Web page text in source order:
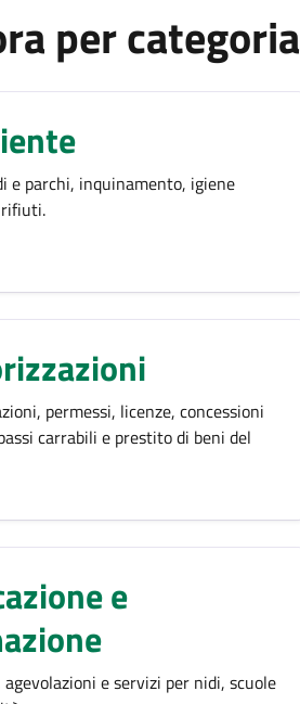
per categoria
e parchi, inquinamento, igiene
permessi, licenze, concessioni
carrabili e prestito di beni del
e
e servizi per nidi, scuole